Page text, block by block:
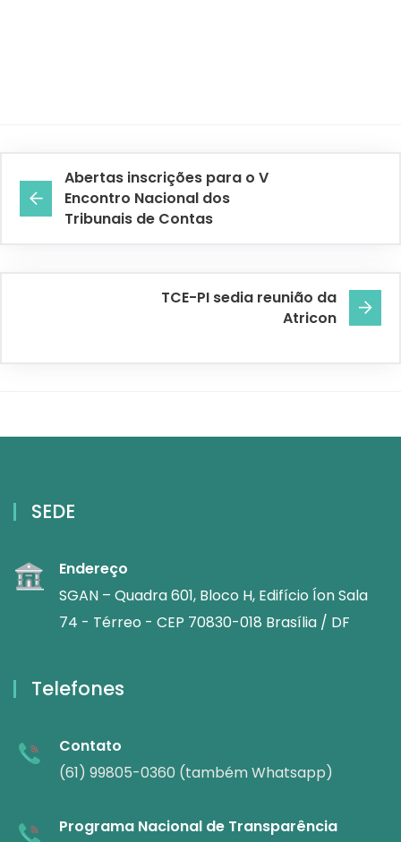
Abertas inscrições para o V
Encontro Nacional dos
Tribunais de Contas
TCE-PI sedia reunião da
Atricon
SEDE
Endereço
SGAN – Quadra 601, Bloco H, Edifício Íon Sala
74 - Térreo - CEP 70830-018 Brasília / DF
Telefones
Contato
(61) 99805-0360 (também Whatsapp)
Programa Nacional de Transparência